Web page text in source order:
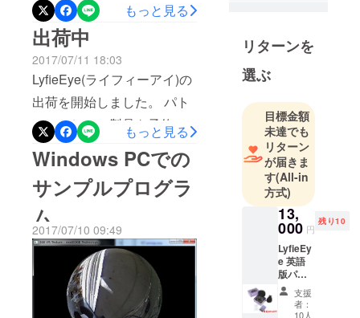
どで対応されるようになっ
たとは言え、全天球360カメ
ラ自体の利用方法や面白さ
は、まだまだ一般のユー
ザーには知られていないの
が現実だと感じています。
もちろん、今回ご支援頂い
た方はその面白さや可能性
を知っている方ではありま
すが、例えば、レストラン
などで、LifieEyeで仲間と写
真を撮っていても、恐らく
回りの誰一人、360撮影して
いることは見ていても理解
もっと見る
出荷中
2017/07/11 18:03
LyfieEye(ライフィーアイ)の
出荷を開始しました。 パト
ロンとして、製品を予約さ
れた方には、順次発送して
います。 ただ、登録された
配送先住所は、プロジェク
トが完了するまで、こちら
では参照することができま
せん。そのため、個別に
メールにて配送先をお問い
合わせしますので、これか
もっと見る
Windows PCでの
サンプルプログラ
ム
2017/07/10 09:49
リターンを
選ぶ
目標金額
未達でも
リターン
が届きま
す(All-in
方式)
13,
000 円
残り10
LyfieEy
e 英語
版パッ
ケージ
販売予
定価格
支援
者：
10人